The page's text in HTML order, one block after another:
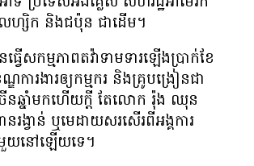
លហ្សិក និង​ជប៉ុន ជាដើម។
ើ​សកម្មភាព​តវ៉ា​ទាមទារ​ឡើង​ប្រាក់​ខែ
ឌ​ការងារ​ឲ្យ​កម្មករ និង​គ្រូ​បង្រៀន​ជា
ើន​ឆ្នាំ​មក​ហើយ​ក្តី តែ​លោក រ៉ុង ឈុន
ង្វាន់ ឬ​មេដាយ​សរសើរ​ពី​អង្គការ​
មួយ​នៅ​ឡើយ​ទេ។